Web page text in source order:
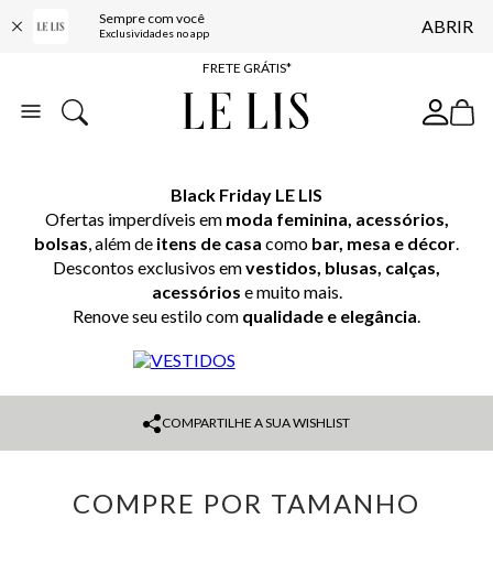
Sempre com você
Exclusividades no app ABRIR
ENTREGA EXPRESSA*
FRETE GRÁTIS*
BAIXE O APP
Black Friday LE LIS
Ofertas imperdíveis em moda feminina, acessórios,
bolsas, além de itens de casa como bar, mesa e décor.
Descontos exclusivos emvestidos, blusas, calças,
acessórios e muito mais.
Renove seu estilo com qualidade e elegância.
VESTIDOS
COMPARTILHE A SUA WISHLIST
COMPRE POR TAMANHO